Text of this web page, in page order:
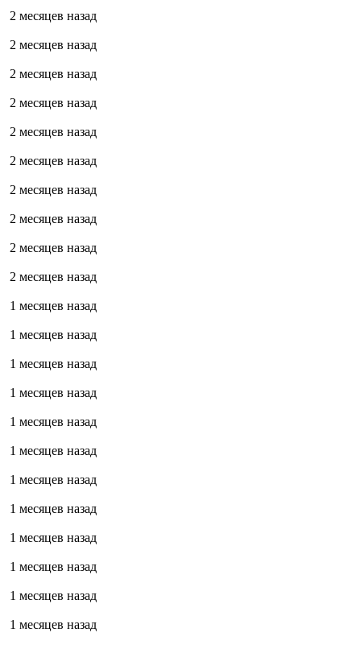
2 месяцев назад
2 месяцев назад
2 месяцев назад
2 месяцев назад
2 месяцев назад
2 месяцев назад
2 месяцев назад
2 месяцев назад
2 месяцев назад
2 месяцев назад
1 месяцев назад
1 месяцев назад
1 месяцев назад
1 месяцев назад
1 месяцев назад
1 месяцев назад
1 месяцев назад
1 месяцев назад
1 месяцев назад
1 месяцев назад
1 месяцев назад
1 месяцев назад